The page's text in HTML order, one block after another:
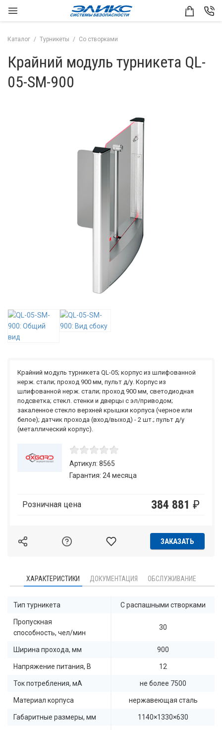
Каталог Турникеты Со створками
Крайний модуль турникета QL-
05-SM-900
Крайний модуль турникета QL-05; корпус из шлифованной
нерж. стали; проход 900 мм, пульт д/у. Корпус из
шлифованной нерж. стали; проход 900 мм, светодиодная
подсветка; стекл. стенки и дверцы с эл/приводом;
закаленное стекло верхней крышки корпуса (черное или
белое); датчик прохода (вход/выход) - 2 шт.; пульт д/у
(металлический корпус).
Артикул: 8565
Гарантия: 24 месяца
Розничная цена 384 881 ₽
ЗАКАЗАТЬ
ХАРАКТЕРИСТИКИ ДОКУМЕНТАЦИЯ ОБСЛУЖИВАНИЕ
Тип турникета С распашными створками
Пропускная
способность, чел/мин
30
Ширина прохода, мм 900
Напряжение питания, В 12
Ток потребления, мА не более 7500
Материал корпуса нержавеющая сталь
Габаритные размеры, мм 1140×1330×630